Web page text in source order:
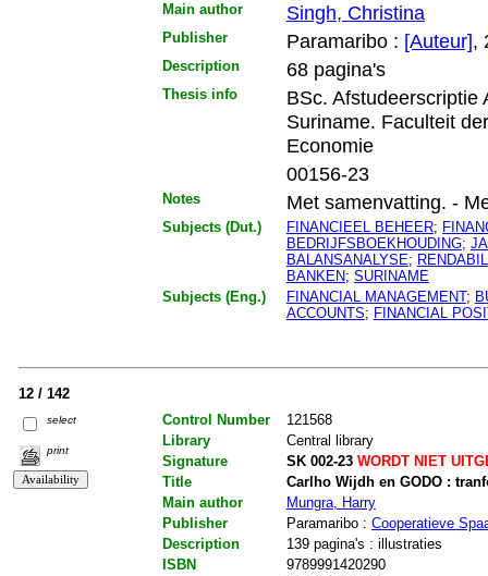
Main author Singh, Christina
Publisher Paramaribo : [Auteur],
Description 68 pagina's
Thesis info
BSc. Afstudeerscriptie
Suriname. Faculteit
Economie
00156-23
Notes Met samenvatting. -
Subjects (Dut.) FINANCIEEL BEHEER;
BEDRIJFSBOEKHOUDING;
BALANSANALYSE;
BANKEN; SURINAME
Subjects (Eng.)
FINANCIAL MANAGEMENT;
ACCOUNTS; FINANCIAL
12 / 142
select
print
Control Number
121568
Library
Central library
Signature
SK 002-23WORDT NIET
Title
Carlho Wijdh en GODO :
Main author
Mungra, Harry
Publisher
Paramaribo : Cooperatieve
Description
139 pagina's : illustraties
ISBN
9789991420290